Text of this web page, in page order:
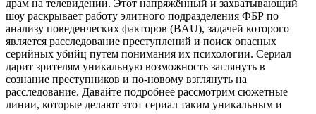
драм на телевидении. Этот напряжённый и захватывающий
шоу раскрывает работу элитного подразделения ФБР по
анализу поведенческих факторов (BAU), задачей которого
является расследование преступлений и поиск опасных
серийных убийц путем понимания их психологии. Сериал
дарит зрителям уникальную возможность заглянуть в
сознание преступников и по-новому взглянуть на
расследование. Давайте подробнее рассмотрим сюжетные
линии, которые делают этот сериал таким уникальным и